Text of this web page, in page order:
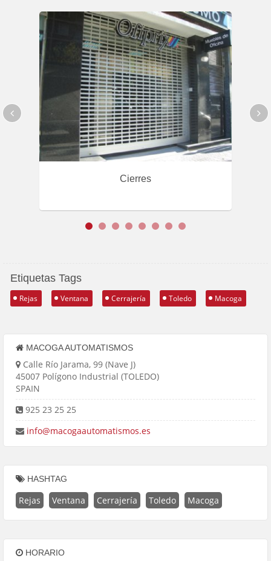
Etiquetas Tags
Rejas Ventana Cerrajería Toledo Macoga
MACOGA AUTOMATISMOS
Calle Río Jarama, 99 (Nave J)
45007 Polígono Industrial (TOLEDO)
SPAIN
925 23 25 25
info@macogaautomatismos.es
HASHTAG
Rejas Ventana Cerrajería Toledo Macoga
HORARIO